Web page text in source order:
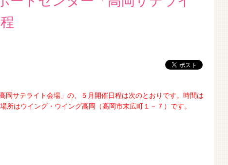
岡サテライト会場」の、５ 月開催日程は次のとおりです。時間は
所はウイング・ウイング高岡（高岡市末広町１－７）です。